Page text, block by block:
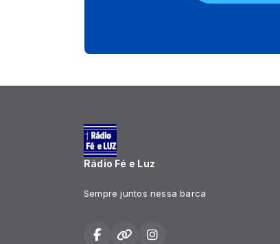
Rádio Fé e Luz
Sempre juntos nessa barca